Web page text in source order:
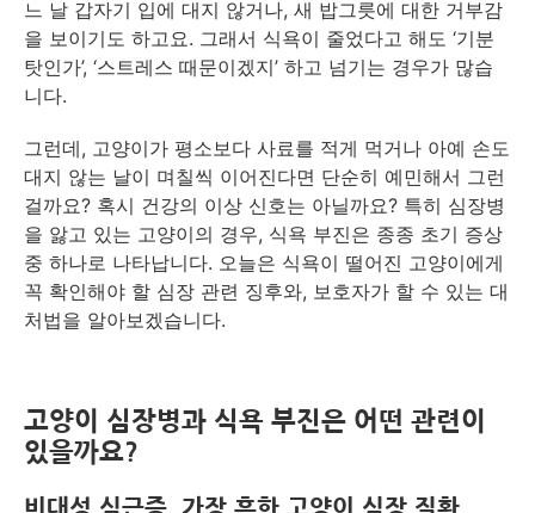
느 날 갑자기 입에 대지 않거나, 새 밥그릇에 대한 거부감
을 보이기도 하고요. 그래서 식욕이 줄었다고 해도 ‘기분
탓인가’, ‘스트레스 때문이겠지’ 하고 넘기는 경우가 많습
니다.
그런데, 고양이가 평소보다 사료를 적게 먹거나 아예 손도
대지 않는 날이 며칠씩 이어진다면 단순히 예민해서 그런
걸까요? 혹시 건강의 이상 신호는 아닐까요? 특히 심장병
을 앓고 있는 고양이의 경우, 식욕 부진은 종종 초기 증상
중 하나로 나타납니다. 오늘은 식욕이 떨어진 고양이에게
꼭 확인해야 할 심장 관련 징후와, 보호자가 할 수 있는 대
처법을 알아보겠습니다.
고양이 심장병과 식욕 부진은 어떤 관련이
있을까요?
비대성 심근증, 가장 흔한 고양이 심장 질환